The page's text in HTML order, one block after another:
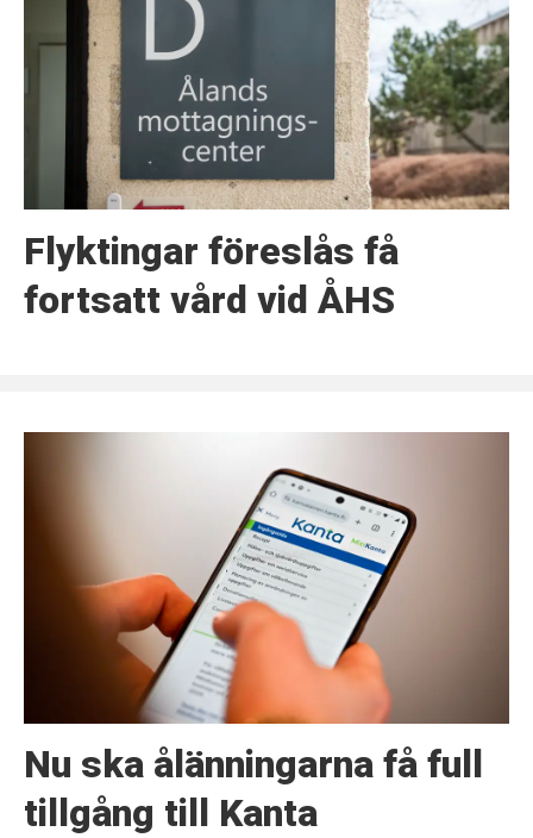
Flyktingar föreslås få
fortsatt vård vid ÅHS
Nu ska ålänningarna få full
tillgång till Kanta